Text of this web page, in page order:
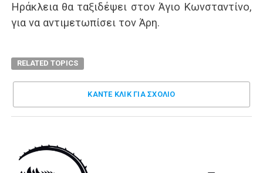
Ηράκλεια θα ταξιδέψει στον Άγιο Κωνσταντίνο,
για να αντιμετωπίσει τον Άρη.
RELATED TOPICS
ΚΑΝΤΕ ΚΛΊΚ ΓΙΑ ΣΧΌΛΙΟ